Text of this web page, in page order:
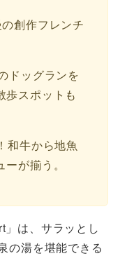
創作フレンチ
ドッグランを
歩スポットも
和牛から地魚
が揃う。
」は、サラッとし
の湯を堪能できる